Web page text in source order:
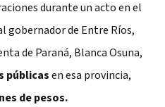
durante un acto en el
gobernador de Entre Ríos,
de Paraná, Blanca Osuna,
públicasen esa provincia,
de pesos.